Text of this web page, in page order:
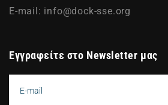
E-mail: info@dock-sse.org
Εγγραφείτε στο Newsletter μας